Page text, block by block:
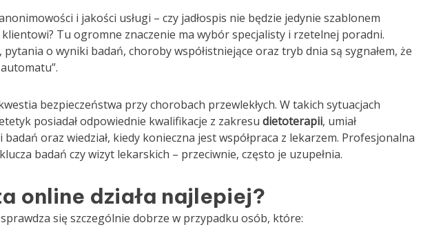
i jakości usługi – czy jadłospis nie będzie jedynie szablonem
klientowi? Tu ogromne znaczenie ma wybór specjalisty i rzetelnej poradni.
pytania o wyniki badań, choroby współistniejące oraz tryb dnia są sygnałem, że
bezpieczeństwa przy chorobach przewlekłych. W takich sytuacjach
posiadał odpowiednie kwalifikacje z zakresu dietoterapii, umiał
oraz wiedział, kiedy konieczna jest współpraca z lekarzem. Profesjonalna
badań czy wizyt lekarskich – przeciwnie, często je uzupełnia.
online działa najlepiej?
się szczególnie dobrze w przypadku osób, które: